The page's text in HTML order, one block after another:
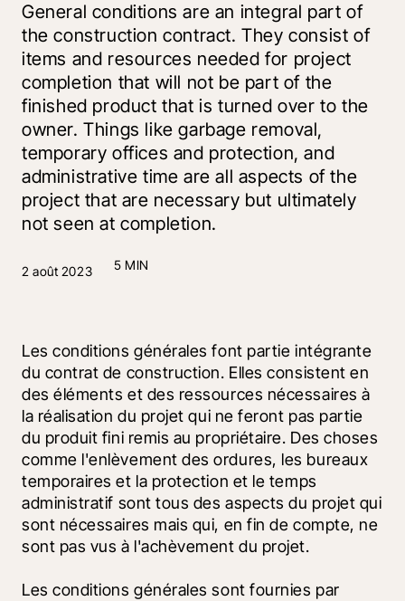
General conditions are an integral part of
the construction contract. They consist of
items and resources needed for project
completion that will not be part of the
finished product that is turned over to the
owner. Things like garbage removal,
temporary offices and protection, and
administrative time are all aspects of the
project that are necessary but ultimately
not seen at completion.
2 août 2023 5 MIN
Les conditions générales font partie intégrante
du contrat de construction. Elles consistent en
des éléments et des ressources nécessaires à
la réalisation du projet qui ne feront pas partie
du produit fini remis au propriétaire. Des choses
comme l'enlèvement des ordures, les bureaux
temporaires et la protection et le temps
administratif sont tous des aspects du projet qui
sont nécessaires mais qui, en fin de compte, ne
sont pas vus à l'achèvement du projet.
Les conditions générales sont fournies par